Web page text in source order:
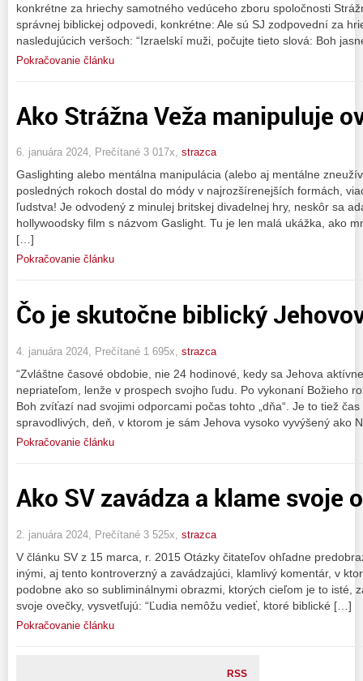
konkrétne za hriechy samotného vedúceho zboru spoločnosti
správnej biblickej odpovedi, konkrétne: Ale sú SJ zodpovední za
nasledujúcich veršoch: “Izraelskí muži, počujte tieto slová: Boh
Pokračovanie článku
Ako Strážna Veža manipuluje
6. januára 2024, Prečítané 3 017x, strazca
Gaslighting alebo mentálna manipulácia (alebo aj mentálne
posledných rokoch dostal do módy v najrozšírenejších formách,
ľudstva! Je odvodený z minulej britskej divadelnej hry, neskôr sa
hollywoodsky film s názvom Gaslight. Tu je len malá ukážka, ako
[…]
Pokračovanie článku
Čo je skutočne biblický
4. januára 2024, Prečítané 1 695x, strazca
“Zvláštne časové obdobie, nie 24 hodinové, kedy sa Jehova
nepriateľom, lenže v prospech svojho ľudu. Po vykonaní Božieho
Boh zvíťazí nad svojimi odporcami počas tohto „dňa“. Je to tiež
spravodlivých, deň, v ktorom je sám Jehova vysoko vyvýšený ako
Pokračovanie článku
Ako SV zavádza a klame svoje
2. januára 2024, Prečítané 3 525x, strazca
V článku SV z 15 marca, r. 2015 Otázky čitateľov ohľadne
inými, aj tento kontroverzný a zavádzajúci, klamlivý komentár, v
podobne ako so subliminálnymi obrazmi, ktorých cieľom je to isté,
svoje ovečky, vysvetľujú: “Ľudia nemôžu vedieť, ktoré biblické […]
Pokračovanie článku
RSS